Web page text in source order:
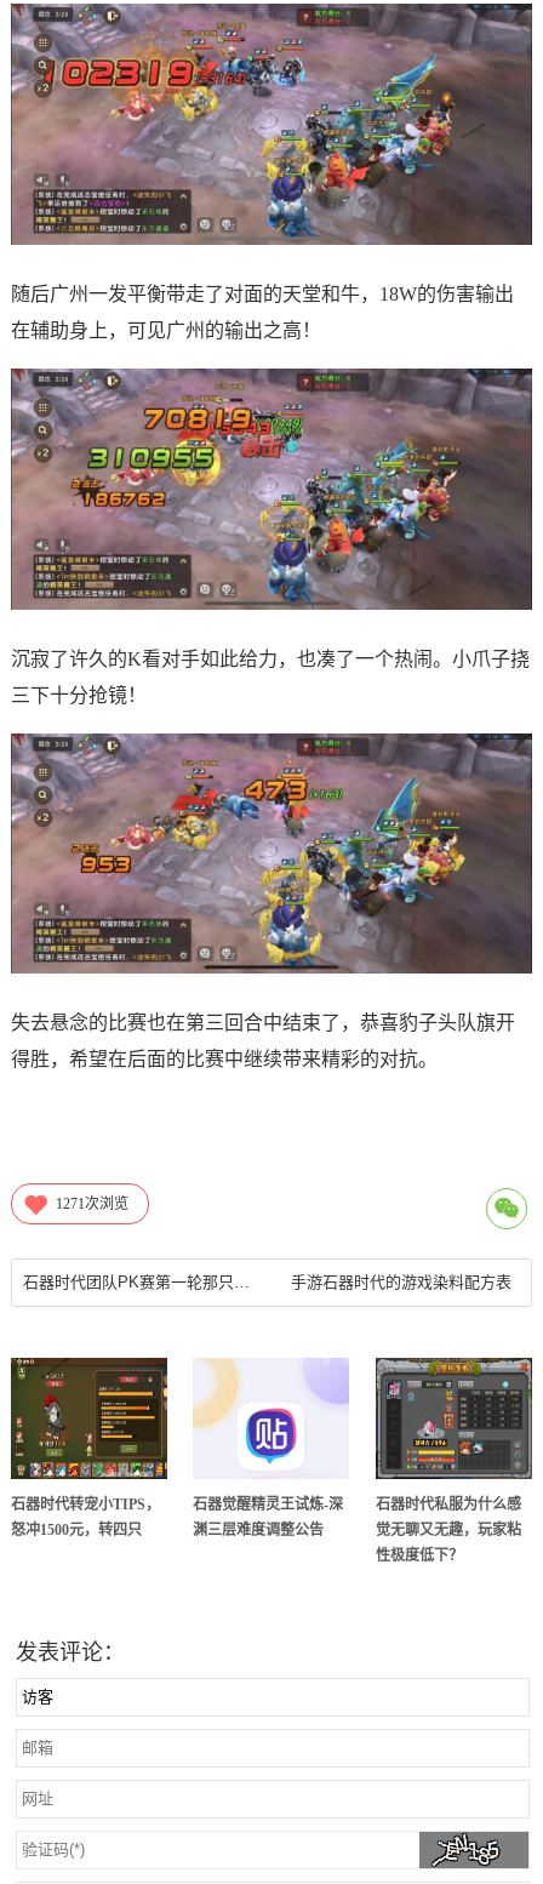
随后广州一发平衡带走了对面的天堂和牛，18W的伤害输出
在辅助身上，可见广州的输出之高！
沉寂了许久的K看对手如此给力，也凑了一个热闹。小爪子挠
三下十分抢镜！
失去悬念的比赛也在第三回合中结束了，恭喜豹子头队旗开
得胜，希望在后面的比赛中继续带来精彩的对抗。
1271次浏览
石器时代团队PK赛第一轮那只小红暴又出现了 手游石器时代的游戏染料配方表
石器时代转宠小TIPS，
怒冲1500元，转四只
石器觉醒精灵王试炼-深
渊三层难度调整公告
石器时代私服为什么感
觉无聊又无趣，玩家粘
性极度低下？
发表评论：